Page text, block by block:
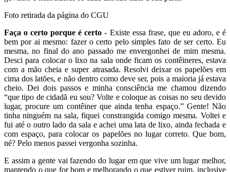
Foto retirada da página do CGU
Faça o certo porque é certo - Existe essa frase, que eu adoro, e é
bem por ai mesmo: fazer o certo pelo simples fato de ser certo. Eu
mesma, no final do ano passado me envergonhei de mim mesma.
Desci para colocar o lixo na sala onde ficam os contêineres, estava
com a mão cheia e super atrasada. Resolvi deixar os papelões em
cima dos latões, e não dentro como deve ser, pois a maioria já estava
cheio. Dei dois passos e minha consciência me chamou dizendo
“que tipo de cidadã eu sou? Volte e coloque as coisas no seu devido
lugar, procure um contêiner que ainda tenha espaço.” Gente! Não
tinha ninguém na sala, fiquei constrangida comigo mesma. Voltei e
fui até o outro lado da sala e achei uma lata de lixo, ainda fechada e
com espaço, para colocar os papelões no lugar correto. Que bom,
né? Pelo menos passei vergonha sozinha.
E assim a gente vai fazendo do lugar em que vive um lugar melhor,
mantendo o que for bom e melhorando o que estiver ruim, inclusive